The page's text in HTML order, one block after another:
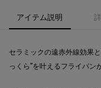
アイテム説明
セラミックの遠赤外線効果
っくら”を叶えるフライパン